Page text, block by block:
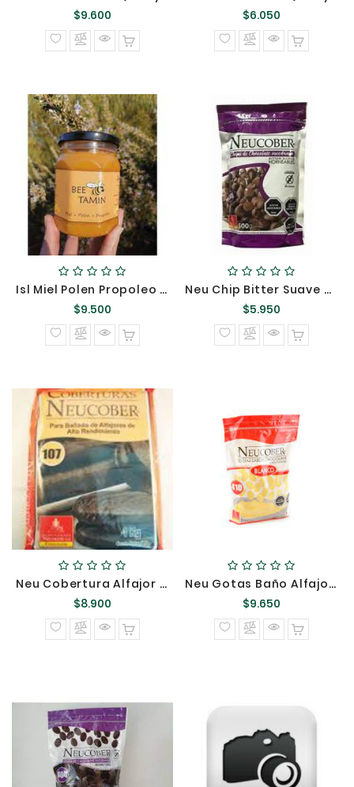
$9.600
normal
$6.050
normal
Isl Miel Polen Propoleo Beetamin Apialdea &&
$9.500
normal
Neu Chip Bitter Suave Horneable Sin Gluten 500g 5045 {}
$5.950
normal
Neu Cobertura Alfajor 107 */
$8.900
normal
Neu Gotas Baño Alfajor Blanca 410 {}
$9.650
normal